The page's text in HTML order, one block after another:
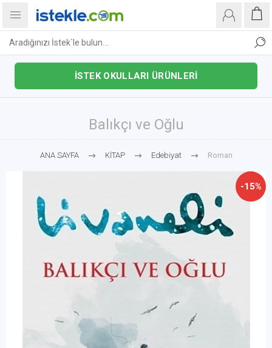
İSTEK OKULLARI ÜRÜNLERİ
Balıkçı ve Oğlu
ANA SAYFA KİTAP Edebiyat Roman
-15%